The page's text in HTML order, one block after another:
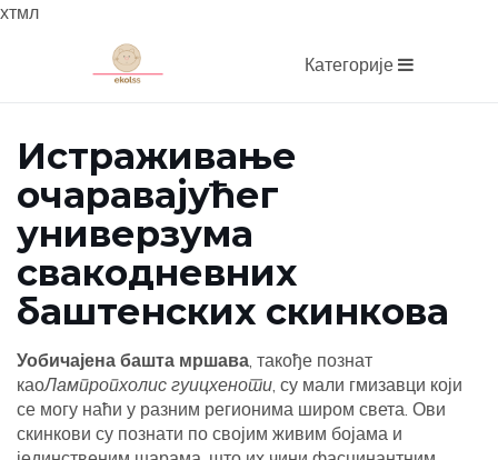
хтмл
Категорије
Истраживање
очаравајућег
универзума
свакодневних
баштенских скинкова
Уобичајена башта мршава, такође познат
каоЛампропхолис гуицхеноти, су мали гмизавци који
се могу наћи у разним регионима широм света. Ови
скинкови су познати по својим живим бојама и